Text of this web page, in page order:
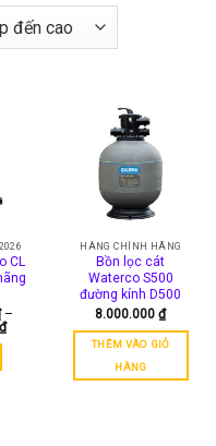
CL
–
₫Khoảng
giá:
HÀNG CHÍNH HÃNG
Bồn lọc cát
Waterco S500
đường kính D500
8.000.000₫
THÊM VÀO GIỎ
HÀNG